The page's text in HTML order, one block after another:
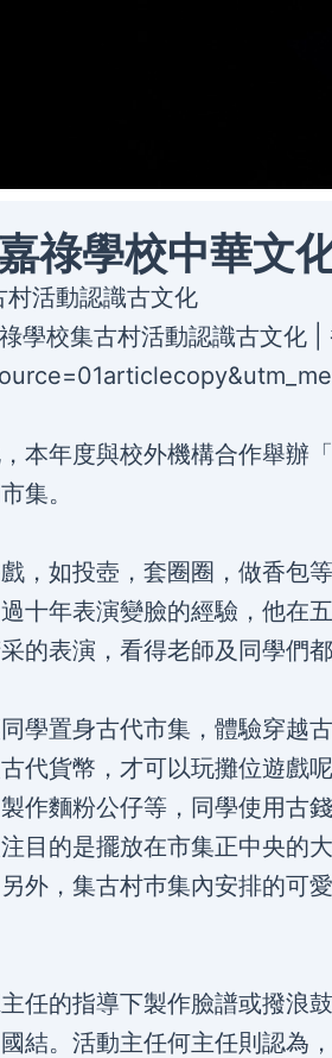
祿學校中華文
活動認識古文化
學校集古村活動認識古文化 |
本年度與校外機構合作舉辦
集。
，如投壺，套圈圈，做香包
十年表演變臉的經驗，他在
的表演，看得老師及同學們
學置身古代市集，體驗穿越
代貨幣，才可以玩攤位遊戲
作麵粉公仔等，同學使用古
目的是擺放在市集正中央的
外，集古村巿集內安排的可
任的指導下製作臉譜或撥浪
結。活動主任何主任則認為